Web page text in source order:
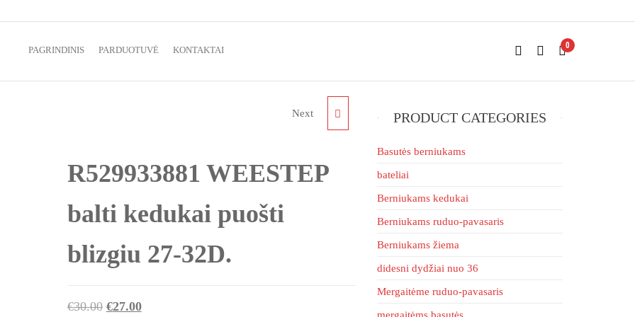
0
PAGRINDINIS PARDUOTUVĖ KONTAKTAI
R807633975 WEESTEP
LIPUKU UNISEX 22-26D
(LIKO 26D)
Next
R529933881 WEESTEP
balti kedukai puošti
blizgiu 27-32D.
€30.00 Original
€27.00Current
PRODUCT CATEGORIES
Basutės berniukams
bateliai
Berniukams kedukai
Berniukams ruduo-pavasaris
Berniukams žiema
didesni dydžiai nuo 36
Mergaitėme ruduo-pavasaris